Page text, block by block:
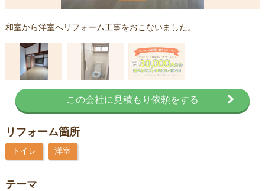
和室から洋室へリフォーム工事をおこないました。
この会社に見積もり依頼をする
リフォーム箇所
トイレ 洋室
テーマ